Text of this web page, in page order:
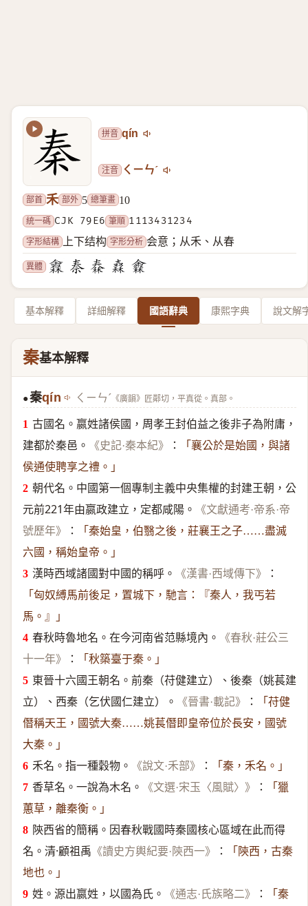
拼音 qín
注音 ㄑㄧㄣˊ
部首 禾 部外 5 總筆畫 10
統一碼 CJK 79E6 筆順 1113431234
字形結構
上下结构 字形分析 会意；从禾、从春
異體
基本解釋 詳細解釋 國語辭典 康熙字典 說文解
秦基本解釋
●秦qín ㄑㄧㄣˊ 《廣韻》匠鄰切，平真從。真部。
古國名。嬴姓諸侯國，周孝王封伯益之後非子為附庸，
建都於秦邑。
《史記·秦本紀》 ：
「襄公於是始國，與諸
侯通使聘享之禮。」
朝代名。中國第一個專制主義中央集權的封建王朝，公
元前221年由嬴政建立，定都咸陽。
《文獻通考·帝系·帝
號歷年》
：
「秦始皇，伯翳之後，莊襄王之子……盡滅
六國，稱始皇帝。」
漢時西域諸國對中國的稱呼。 《漢書·西域傳下》 ：
「匈奴縛馬前後足，置城下，馳言：『秦人，我丐若
馬。』」
春秋時魯地名。在今河南省范縣境內。
《春秋·莊公三
十一年》
： 「秋築臺于秦。」
東晉十六國王朝名。前秦（苻健建立）、後秦（姚萇建
立）、西秦（乞伏國仁建立）。
《晉書·載記》 ：
「苻健
僭稱天王，國號大秦……姚萇僭即皇帝位於長安，國號
大秦。」
禾名。指一種穀物。 《說文·禾部》 ： 「秦，禾名。」
香草名。一說為木名。 《文選·宋玉〈風賦〉》 ：
「獵
蕙草，離秦衡。」
陝西省的簡稱。因春秋戰國時秦國核心區域在此而得
名。清·顧祖禹 《讀史方輿紀要·陝西一》 ：
「陝西，古秦
地也。」
姓。源出嬴姓，以國為氏。 《通志·氏族略二》 ：
「秦